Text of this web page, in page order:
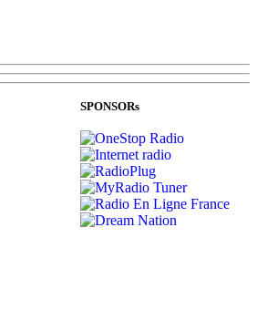
SPONSORs